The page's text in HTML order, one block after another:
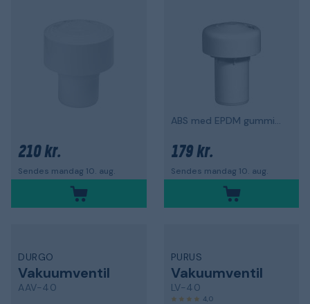
210 kr.
Sendes mandag 10. aug.
ABS med EPDM gummitætning
179 kr.
Sendes mandag 10. aug.
DURGO
Vakuumventil
AAV-40
PURUS
Vakuumventil
LV-40
4,0